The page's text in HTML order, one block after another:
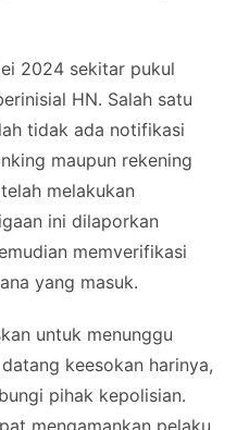
2024 sekitar pukul
HN. Salah satu
tidak ada notifikasi
maupun rekening
melakukan
ini dilaporkan
memverifikasi
yang masuk.
untuk menunggu
keesokan harinya,
pihak kepolisian.
mengamankan pelaku